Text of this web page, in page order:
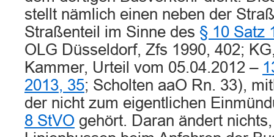
stellt nämlich einen neben der
Straßenteil im Sinne des § 10 Satz
OLG Düsseldorf, Zfs 1990, 402;
Kammer, Urteil vom 05.04.2012 –
2013, 35; Scholten aaO Rn. 33),
der nicht zum eigentlichen
8 StVO gehört. Daran ändert